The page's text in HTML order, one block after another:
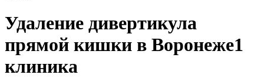
Удаление дивертикула
прямой кишки в Воронеже1
клиника